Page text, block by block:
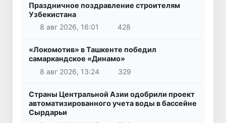
Праздничное поздравление строителям
Узбекистана
8 авг 2026, 16:01
428
«Локомотив» в Ташкенте победил
самаркандское «Динамо»
8 авг 2026, 13:24
329
Страны Центральной Азии одобрили проект
автоматизированного учета воды в бассейне
Сырдарьи